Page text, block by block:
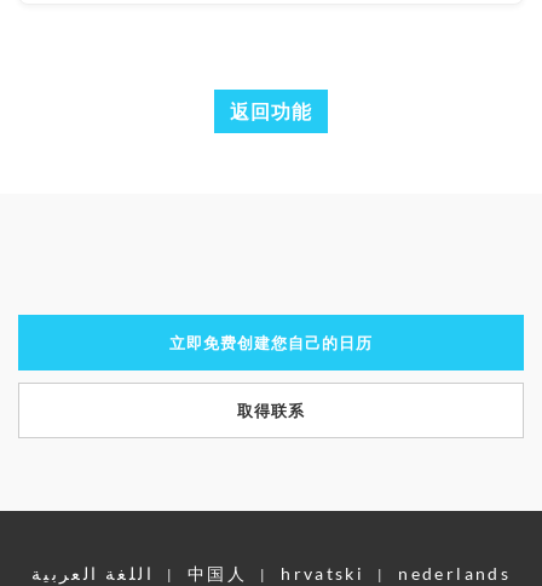
返回功能
立即免费创建您自己的日历
取得联系
اللغة العربية | 中国人 | hrvatski | nederlands